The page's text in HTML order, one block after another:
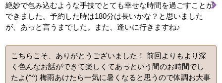
絶妙で包み込むような手技でとても幸せな時間を過ごすことが
できました。予約した時は180分は長いかな？と思いました
が、あっと言うまでした。また、逢いに行きますね♪
こちらこそ、ありがとうございました！ 前回よりもより深
く色んなお話ができて楽しくてあっという間のお時間でし
たよ(^^) 梅雨あけたら一気に暑くなると思うので体調お大事